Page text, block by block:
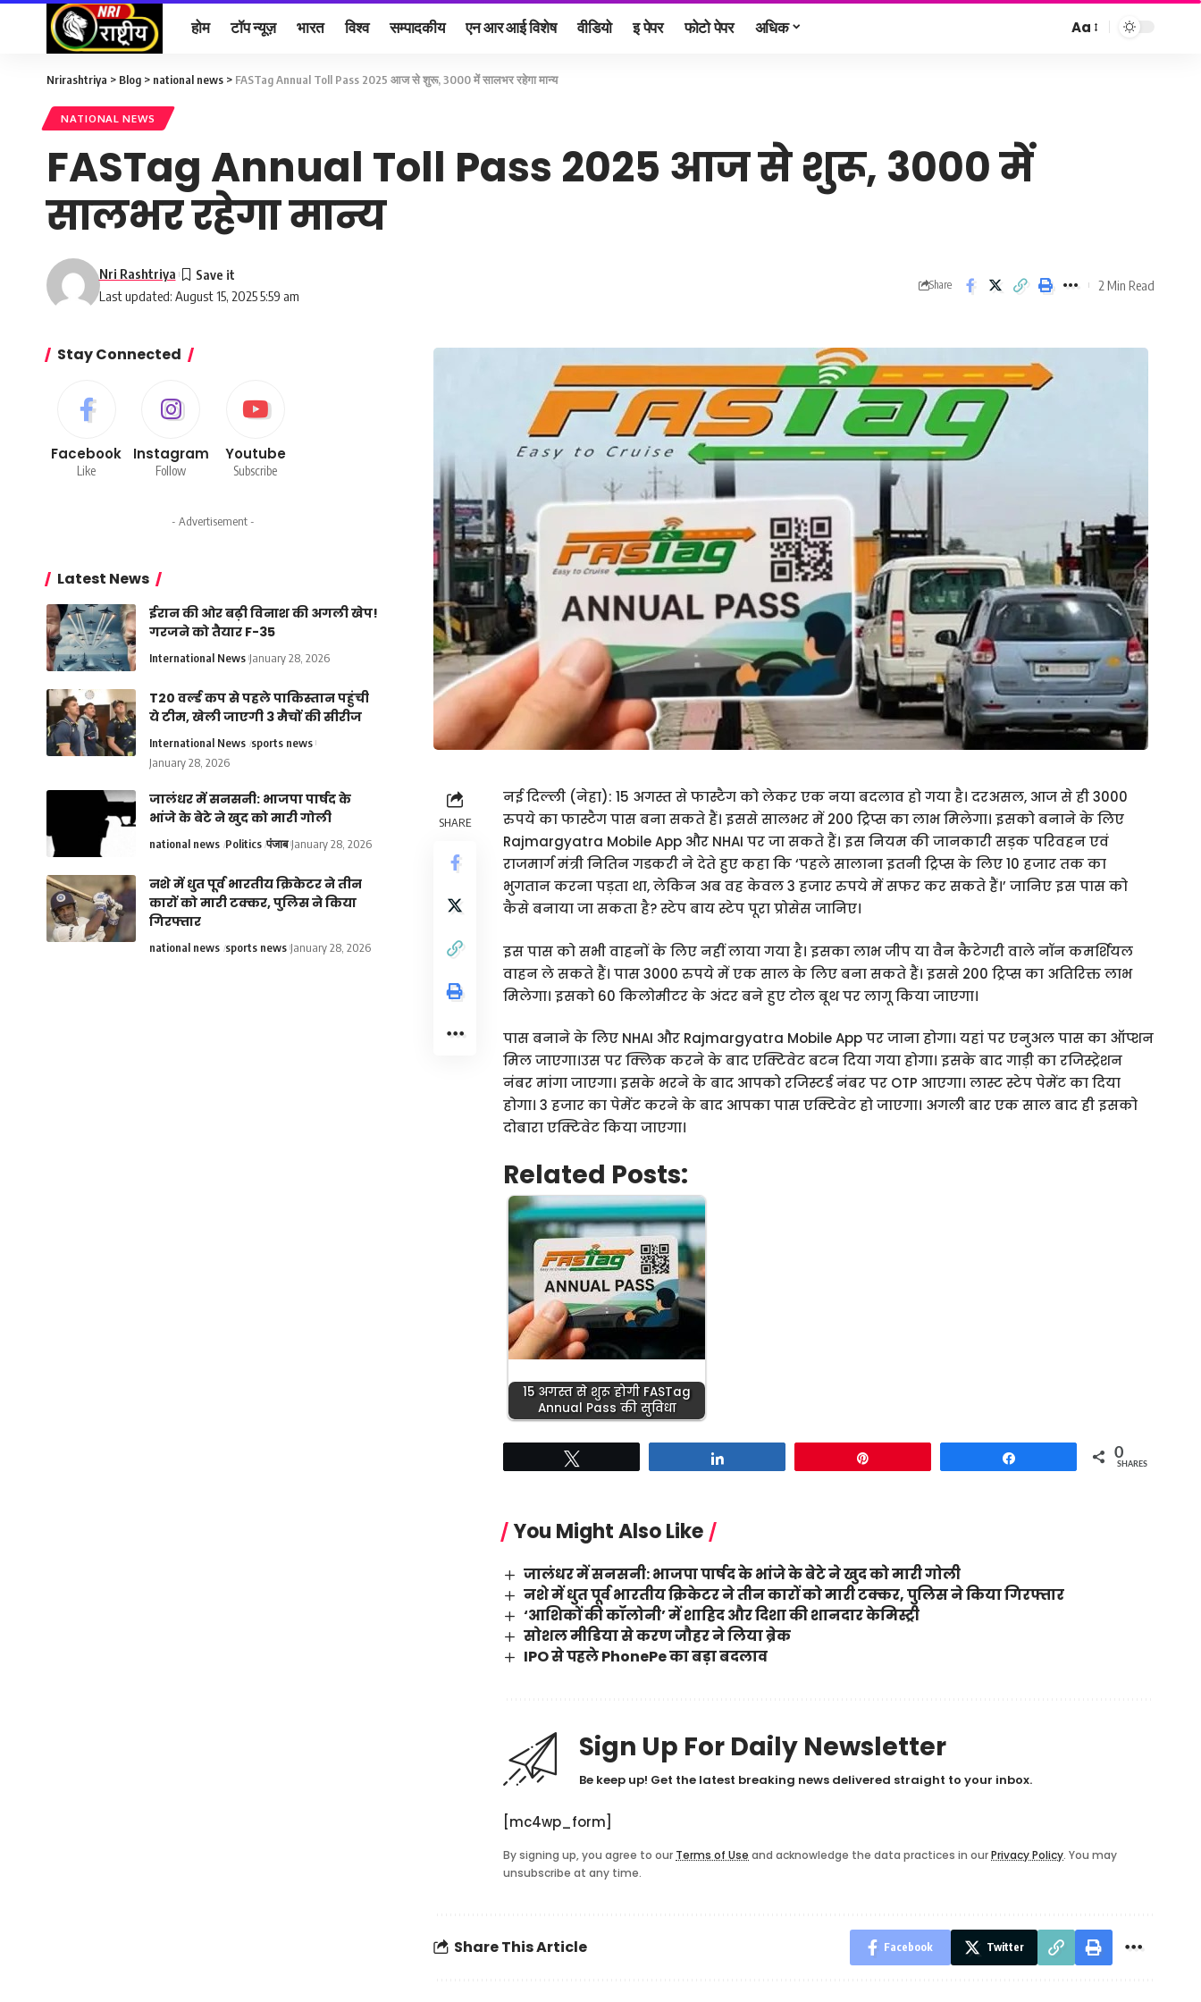
होम टॉप न्यूज़ भारत विश्व सम्पादकीय एन आर आई विशेष वीडियो इ पेपर फोटो पेपर अधिक
Font
Aa
Nrirashtriya > Blog > national news > FASTag Annual Toll Pass 2025 आज से शुरू, 3000 में सालभर रहेगा मान्य
NATIONAL NEWS
FASTag Annual Toll Pass 2025 आज से शुरू, 3000 में
सालभर रहेगा मान्य
Last updated: August 15, 2025 5:59 am
Nri Rashtriya
Share 2 Min Read
SHARE
नई दिल्ली (नेहा): 15 अगस्त से फास्टैग को लेकर एक नया बदलाव हो गया है। दरअसल, आज से ही 3000
रुपये का फास्‍टैग पास बना सकते हैं। इससे सालभर में 200 ट्रिप्स का लाभ मिलेगा। इसको बनाने के लिए
Rajmargyatra Mobile App और NHAI पर जा सकते हैं। इस नियम की जानकारी सड़क परिवहन एवं
राजमार्ग मंत्री नितिन गडकरी ने देते हुए कहा कि ‘पहले सालाना इतनी ट्रिप्स के लिए 10 हजार तक का
भुगतान करना पड़ता था, लेकिन अब वह केवल 3 हजार रुपये में सफर कर सकते हैं।’ जानिए इस पास को
कैसे बनाया जा सकता है? स्टेप बाय स्टेप पूरा प्रोसेस जानिए।
इस पास को सभी वाहनों के लिए नहीं लाया गया है। इसका लाभ जीप या वैन कैटेगरी वाले नॉन कमर्शियल
वाहन ले सकते हैं। पास 3000 रुपये में एक साल के लिए बना सकते हैं। इससे 200 ट्रिप्स का अतिरिक्त लाभ
मिलेगा। इसको 60 किलोमीटर के अंदर बने हुए टोल बूथ पर लागू किया जाएगा।
पास बनाने के लिए NHAI और Rajmargyatra Mobile App पर जाना होगा। यहां पर एनुअल पास का ऑप्शन
मिल जाएगा।उस पर क्लिक करने के बाद एक्टिवेट बटन दिया गया होगा। इसके बाद गाड़ी का रजिस्ट्रेशन
नंबर मांगा जाएगा। इसके भरने के बाद आपको रजिस्टर्ड नंबर पर OTP आएगा। लास्ट स्टेप पेमेंट का दिया
होगा। 3 हजार का पेमेंट करने के बाद आपका पास एक्टिवेट हो जाएगा। अगली बार एक साल बाद ही इसको
दोबारा एक्टिवेट किया जाएगा।
Related Posts:
15 अगस्त से शुरू होगी FASTag
Annual Pass की सुविधा
0
SHARES
You Might Also Like
जालंधर में सनसनी: भाजपा पार्षद के भांजे के बेटे ने खुद को मारी गोली
नशे में धुत पूर्व भारतीय क्रिकेटर ने तीन कारों को मारी टक्कर, पुलिस ने किया गिरफ्तार
‘आशिकों की कॉलोनी’ में शाहिद और दिशा की शानदार केमिस्ट्री
सोशल मीडिया से करण जौहर ने लिया ब्रेक
IPO से पहले PhonePe का बड़ा बदलाव
Sign Up For Daily Newsletter
Be keep up! Get the latest breaking news delivered straight to your inbox.
[mc4wp_form]
By signing up, you agree to our Terms of Use and acknowledge the data practices in ourPrivacy Policy. You may
unsubscribe at any time.
Share This Article Facebook Twitter
Stay Connected
Facebook
Like
Instagram
Follow
Youtube
Subscribe
- Advertisement -
Latest News
ईरान की ओर बढ़ी विनाश की अगली खेप!
गरजने को तैयार F-35
International News January 28, 2026
T20 वर्ल्ड कप से पहले पाकिस्तान पहुंची
ये टीम, खेली जाएगी 3 मैचों की सीरीज
International News sports news
January 28, 2026
जालंधर में सनसनी: भाजपा पार्षद के
भांजे के बेटे ने खुद को मारी गोली
national news Politics पंजाब January 28, 2026
नशे में धुत पूर्व भारतीय क्रिकेटर ने तीन
कारों को मारी टक्कर, पुलिस ने किया
गिरफ्तार
national news sports news January 28, 2026